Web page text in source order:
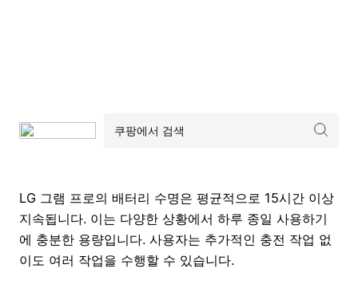
LG 그램 프로의 배터리 수명은 평균적으로 15시간 이상
지속됩니다. 이는 다양한 상황에서 하루 종일 사용하기
에 충분한 용량입니다. 사용자는 추가적인 충전 작업 없
이도 여러 작업을 수행할 수 있습니다.